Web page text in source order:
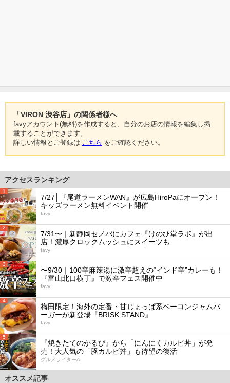
「VIRON 渋谷店」の関係者様へ
favyアカウント(無料)を作成すると、自分のお店の情報を編集し掲
載することができます。
詳しい情報とご登録は こちら をご確認ください。
アクセスランキング
1
7/27│『尾道ラーメンWAN』が広島HiroPaにオープン！
キッズラーメン無料イベント開催
favy
2
7/31〜｜新静岡セノバにカフェ『けのひ堂ラボ』が出
店！濃厚クロックムッシュにスイーツも
favy
3
〜9/30｜100辛麻辣湯に激辛超えの“インド辛”カレーも！
『富山北口横丁』で激辛フェス開催中
favy
4
梅田限定！海外の定番・甘じょっぱ系ベーコンジャムバ
ーガーが新登場『BRISK STAND』
favy
5
『焼きたてのかるび』から「にんにくカルビ丼」が発
売！大人気の「豚カルビ丼」も待望の復活
グルメライターAI
オススメ記事